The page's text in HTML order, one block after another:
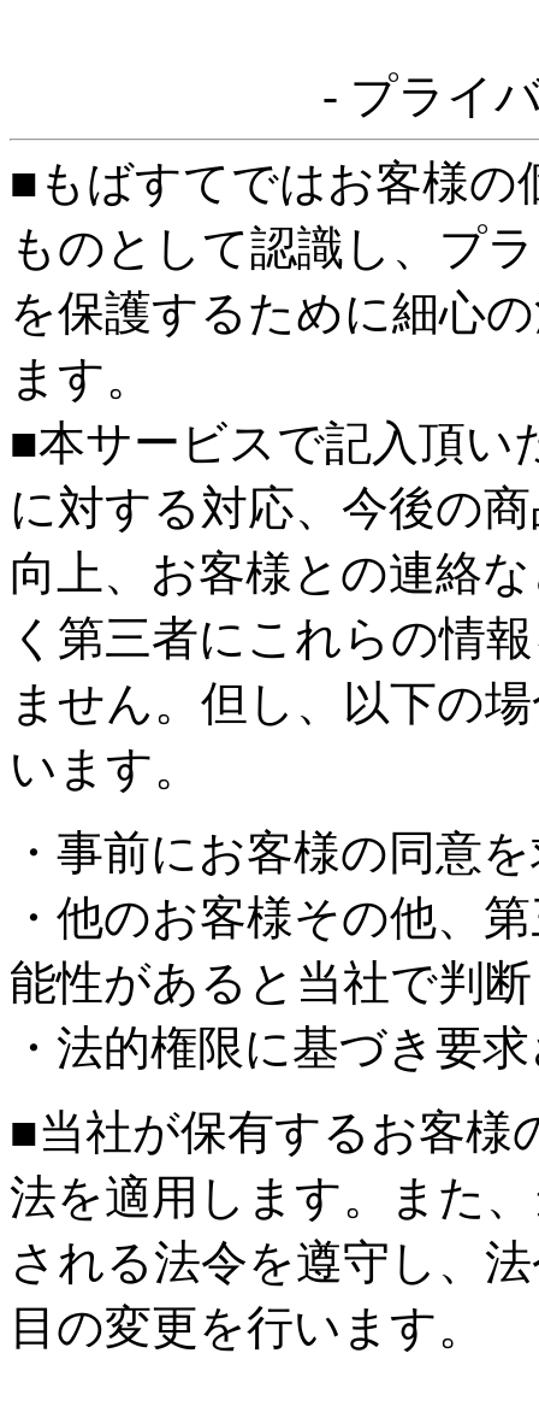
- プライ
■もばすてではお客様の
ものとして認識し、プ
を保護するために細心
ます。
■本サービスで記入頂い
に対する対応、今後の
向上、お客様との連絡
く第三者にこれらの情
ません。但し、以下の
います。
・事前にお客様の同意
・他のお客様その他、
能性があると当社で判
・法的権限に基づき要
■当社が保有するお客様
法を適用します。また
される法令を遵守し、
目の変更を行います。